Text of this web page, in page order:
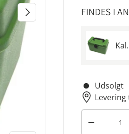
NÆSTE FINDES I
Udsolgt
-